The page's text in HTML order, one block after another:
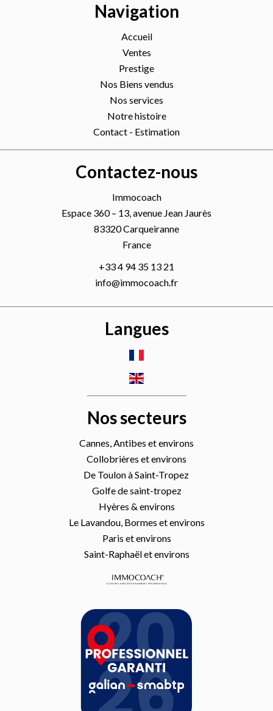
Navigation
Accueil
Ventes
Prestige
Nos Biens vendus
Nos services
Notre histoire
Contact - Estimation
Contactez-nous
Immocoach
Espace 360 – 13, avenue Jean Jaurès
83320Carqueiranne
France
+33 4 94 35 13 21
info@immocoach.fr
Langues
Nos secteurs
Cannes, Antibes et environs
Collobrières et environs
De Toulon à Saint-Tropez
Golfe de saint-tropez
Hyères & environs
Le Lavandou, Bormes et environs
Paris et environs
Saint-Raphaël et environs